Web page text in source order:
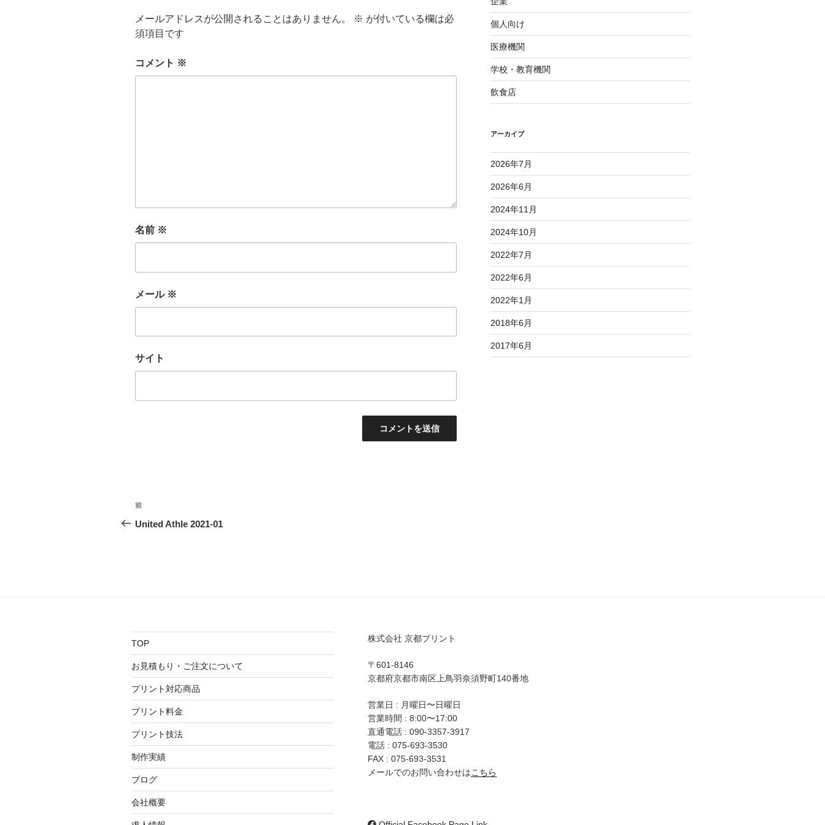
メールアドレスが公開されることはありません。 ※ が付いている欄は必
須項目です
コメント ※
名前 ※
メール ※
サイト
投
稿
シ
ョ
ン
前
の
前
United Athle 2021-01
個人向け
医療機関
学校・教育機関
飲食店
アーカイブ
2026年7月
2026年6月
2024年11月
2024年10月
2022年7月
2022年6月
2022年1月
2018年6月
2017年6月
TOP
お見積もり・ご注文について
プリント対応商品
プリント料金
プリント技法
制作実績
ブログ
会社概要
株式会社 京都プリント
〒601-8146
京都府京都市南区上鳥羽奈須野町140番地
営業日 : 月曜日〜日曜日
営業時間 : 8:00〜17:00
直通電話 : 090-3357-3917
電話 : 075-693-3530
FAX : 075-693-3531
メールでのお問い合わせはこちら